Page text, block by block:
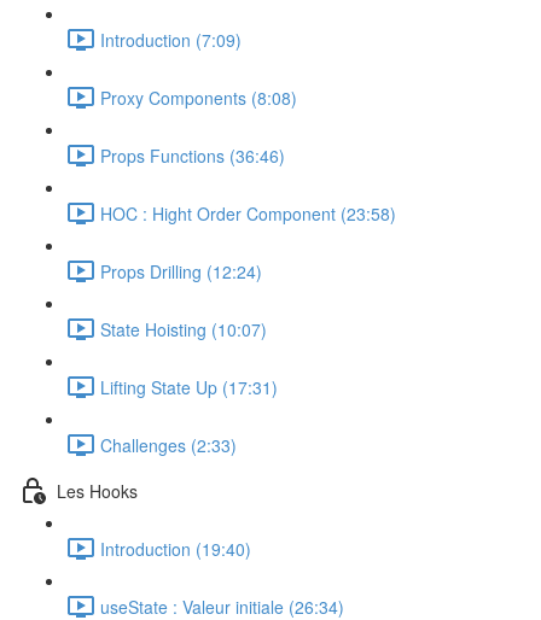
Introduction (7:09)
Proxy Components (8:08)
Props Functions (36:46)
HOC : Hight Order Component (23:58)
Props Drilling (12:24)
State Hoisting (10:07)
Lifting State Up (17:31)
Challenges (2:33)
Les Hooks
Introduction (19:40)
useState : Valeur initiale (26:34)